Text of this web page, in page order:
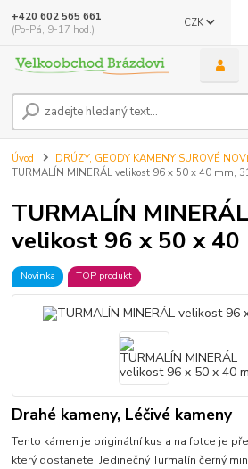
CZK
+420 602 565 661
(Po-Pá, 9-17 hod.)
Úvod
DRÚZY, GEODY KAMENY SUROVÉ
TURMALÍN MINERÁL velikost 96 x 50 x 40 mm,
TURMALÍN MINERÁL
velikost 96 x 50 x 40
Novinka TOP produkt
Drahé kameny, Léčivé kameny
Tento kámen je originální kus a na fotce je
který dostanete. Jedinečný Turmalín černý